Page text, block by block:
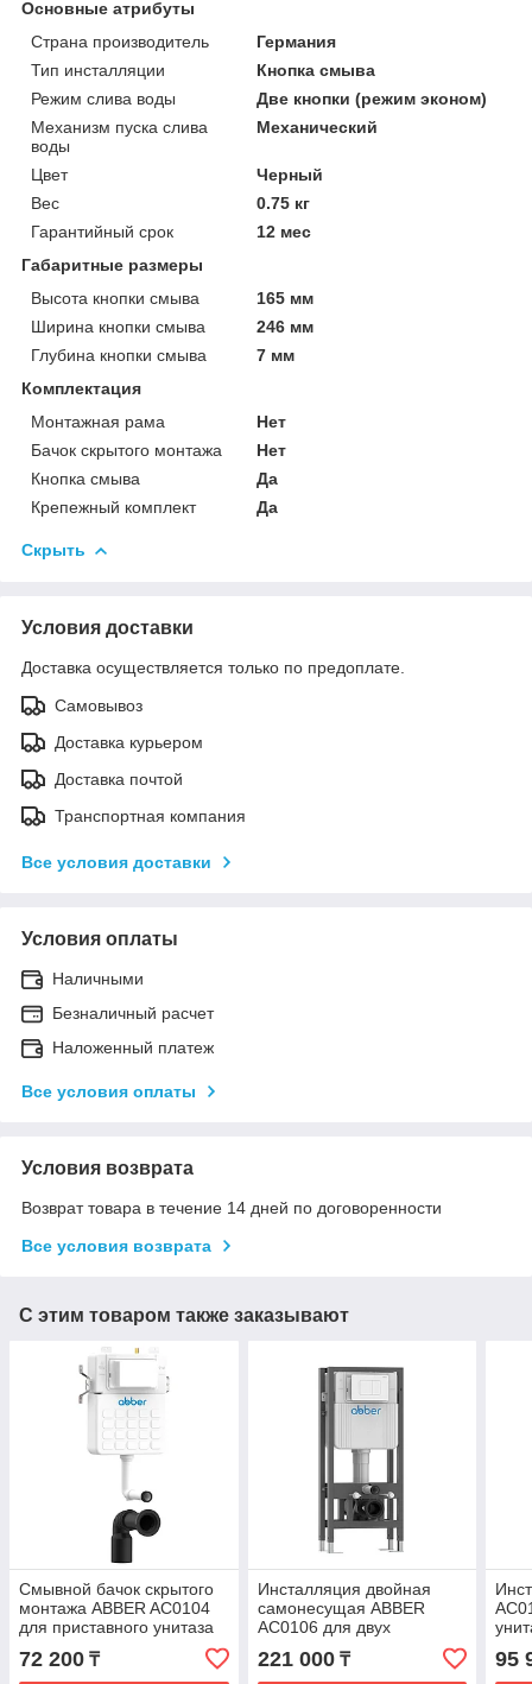
Основные атрибуты
Страна производитель
Германия
Тип инсталляции
Кнопка смыва
Режим слива воды
Две кнопки (режим эконом)
Механизм пуска слива
воды
Механический
Цвет
Черный
Вес
0.75 кг
Гарантийный срок
12 мес
Габаритные размеры
Высота кнопки смыва
165 мм
Ширина кнопки смыва
246 мм
Глубина кнопки смыва
7 мм
Комплектация
Монтажная рама
Нет
Бачок скрытого монтажа
Нет
Кнопка смыва
Да
Крепежный комплект
Да
Скрыть
Условия доставки
Доставка осуществляется только по предоплате.
Самовывоз
Доставка курьером
Доставка почтой
Транспортная компания
Все условия доставки
Условия оплаты
Наличными
Безналичный расчет
Наложенный платеж
Все условия оплаты
Условия возврата
Возврат товара в течение 14 дней по договоренности
Все условия возврата
С этим товаром также заказывают
Смывной бачок скрытого
монтажа ABBER AC0104
для приставного унитаза
72 200 ₸
Инсталляция двойная
самонесущая ABBER
AC0106 для двух
подвесных унитазов
221 000₸ 95